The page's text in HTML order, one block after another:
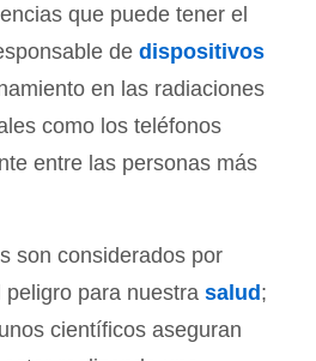
que puede tener el
de dispositivos
en las radiaciones
como los teléfonos
entre las personas más
son considerados por
para nuestra salud;
científicos aseguran